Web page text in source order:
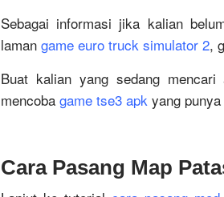
Sebagai informasi jika kalian
laman game euro truck simulator 2,
Buat kalian yang sedang
mencoba game tse3 apk yang
Cara Pasang Map